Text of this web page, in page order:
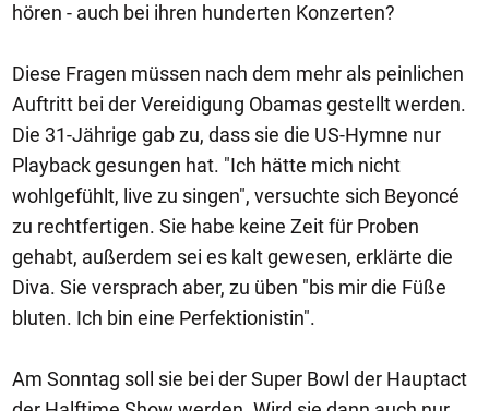
hören - auch bei ihren hunderten Konzerten?
Diese Fragen müssen nach dem mehr als peinlichen
Auftritt bei der Vereidigung Obamas gestellt werden.
Die 31-Jährige gab zu, dass sie die US-Hymne nur
Playback gesungen hat. "Ich hätte mich nicht
wohlgefühlt, live zu singen", versuchte sich Beyoncé
zu rechtfertigen. Sie habe keine Zeit für Proben
gehabt, außerdem sei es kalt gewesen, erklärte die
Diva. Sie versprach aber, zu üben "bis mir die Füße
bluten. Ich bin eine Perfektionistin".
Am Sonntag soll sie bei der Super Bowl der Hauptact